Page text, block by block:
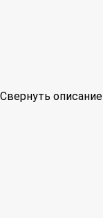
Свернуть описание